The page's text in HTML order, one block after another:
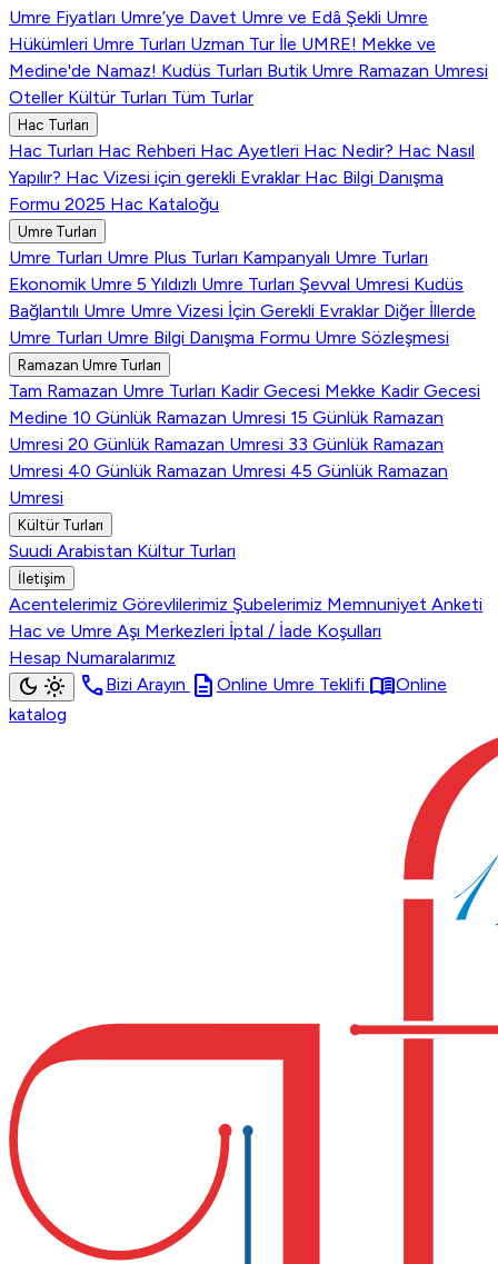
Umre Fiyatları Umre’ye Davet Umre ve Edâ Şekli Umre
Hükümleri Umre Turları Uzman Tur İle UMRE! Mekke ve
Medine'de Namaz! Kudüs Turları Butik Umre Ramazan Umresi
Oteller Kültür Turları Tüm Turlar
Hac Turları
Hac Turları Hac Rehberi Hac Ayetleri Hac Nedir? Hac Nasıl
Yapılır? Hac Vizesi için gerekli Evraklar Hac Bilgi Danışma
Formu 2025 Hac Kataloğu
Umre Turları
Umre Turları Umre Plus Turları Kampanyalı Umre Turları
Ekonomik Umre 5 Yıldızlı Umre Turları Şevval Umresi Kudüs
Bağlantılı Umre Umre Vizesi İçin Gerekli Evraklar Diğer İllerde
Umre Turları Umre Bilgi Danışma Formu Umre Sözleşmesi
Ramazan Umre Turları
Tam Ramazan Umre Turları Kadir Gecesi Mekke Kadir Gecesi
Medine 10 Günlük Ramazan Umresi 15 Günlük Ramazan
Umresi 20 Günlük Ramazan Umresi 33 Günlük Ramazan
Umresi 40 Günlük Ramazan Umresi 45 Günlük Ramazan
Umresi
Kültür Turları
Suudi Arabistan Kültur Turları
İletişim
Acentelerimiz Görevlilerimiz Şubelerimiz Memnuniyet Anketi
Hac ve Umre Aşı Merkezleri İptal / İade Koşulları
Hesap Numaralarımız
dark_mode light_mode callBizi Arayın description Online Umre Teklifi menu_bookOnline
katalog